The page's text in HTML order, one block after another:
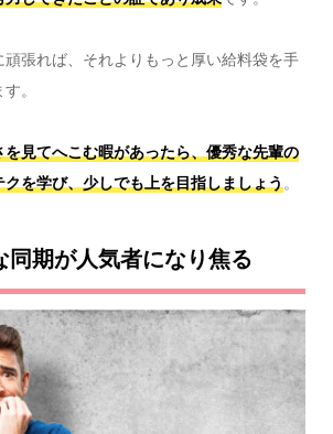
張れば、それよりもっと厚い給料袋を手
。
を見てへこむ暇があったら、優秀な先輩の
を学び、少しでも上を目指しましょう 。
同期が人気者になり焦る